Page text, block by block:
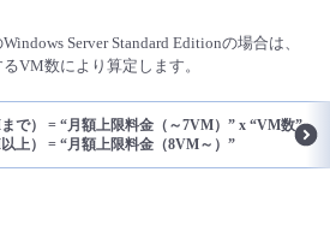
Server Standard Editionの場合は、
VM数により算定します。
まで） = “月額上限料金（～7VM） ” x “VM数”
以上） = “月額上限料金（8VM～） ”